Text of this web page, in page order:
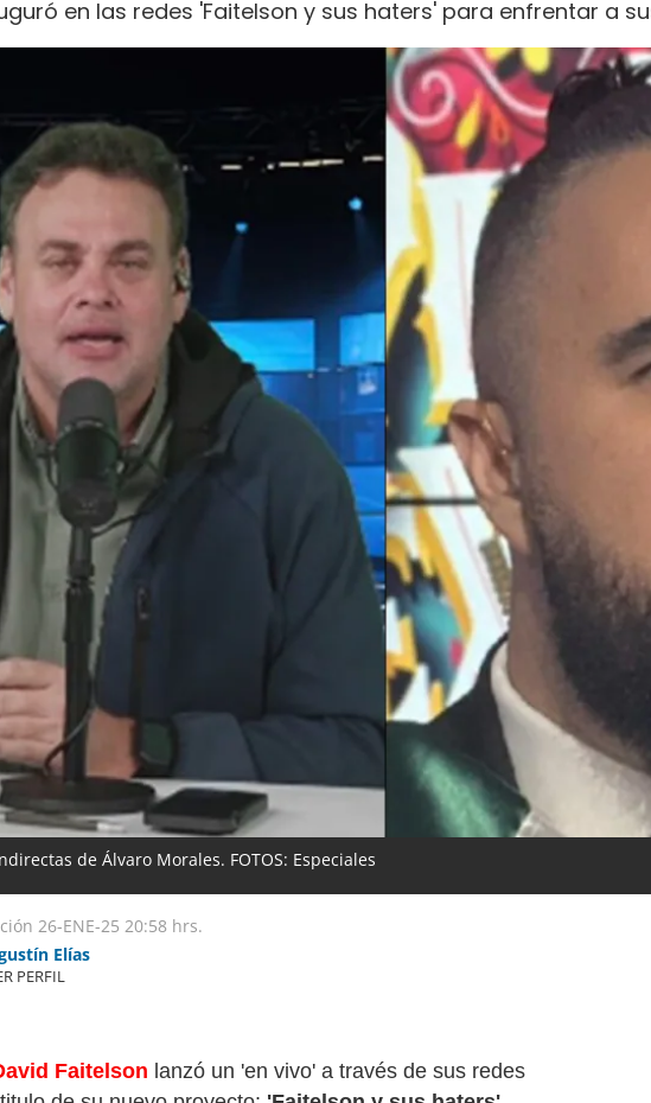
en las redes 'Faitelson y sus haters' para enfrentar a
de Álvaro Morales. FOTOS: Especiales
26-ENE-25 20:58 hrs.
Elías
PERFIL
Faitelson lanzó un 'en vivo' a través de sus redes